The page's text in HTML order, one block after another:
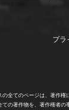
プラ
の全てのページは、著作権
の著作物を、著作権者の